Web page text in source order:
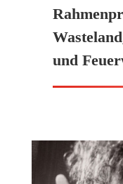
und